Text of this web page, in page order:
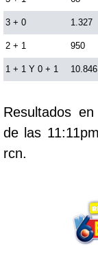
Caribeña
Culona
3 + 0 1.327
2 + 1 950
1 + 1 Y 0 + 1 10.846
Resultados
de las
rcn.